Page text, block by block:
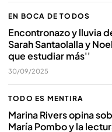
EN BOCA DE TODOS
Encontronazo y lluvia
Sarah Santaolalla y
que estudiar más''
30/09/2025
TODO ES MENTIRA
Marina Rivers opina
María Pombo y la